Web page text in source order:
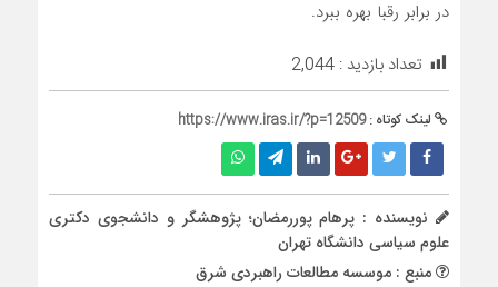
در برابر رقبا بهره ببرد.
تعداد بازدید : 2,044
لینک کوتاه :https://www.iras.ir/?p=12509
نویسنده : پرهام پوررمضان؛ پژوهشگر و دانشجوی دکتری
علوم سیاسی دانشگاه تهران
منبع : موسسه مطالعات راهبردی شرق